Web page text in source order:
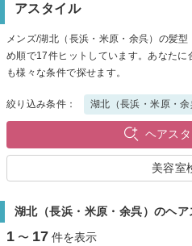
アスタイル
メンズ/湖北（長浜・米原・余呉）の髪
め順で17件ヒットしています。あなた
も様々な条件で探せます。
絞り込み条件： 湖北（長浜・米原・余
ヘアス
美容室
湖北（長浜・米原・余呉）のヘ
1 〜 17 件を表示